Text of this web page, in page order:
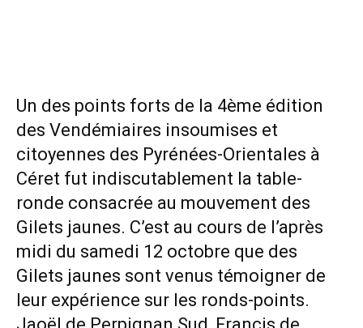
Un des points forts de la 4ème édition
des Vendémiaires insoumises et
citoyennes des Pyrénées-Orientales à
Céret fut indiscutablement la table-
ronde consacrée au mouvement des
Gilets jaunes. C’est au cours de l’après
midi du samedi 12 octobre que des
Gilets jaunes sont venus témoigner de
leur expérience sur les ronds-points.